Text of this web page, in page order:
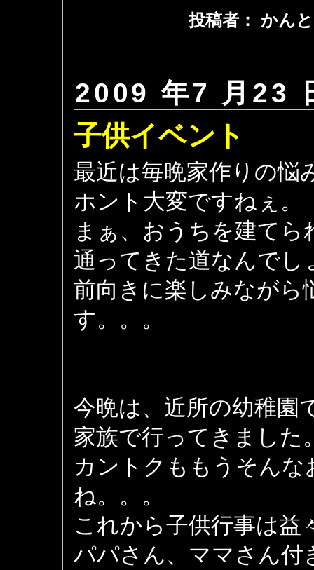
投稿者： かん
2009 年7 月23
子供イベント
最近は毎晩家作りの悩
ホント大変ですねぇ。
まぁ、おうちを建てら
通ってきた道なんでし
前向きに楽しみながら
す。。。
今晩は、近所の幼稚園
家族で行ってきました
カントクももうそん
ね。。。
これから子供行事は益
パパさん、ママさん付